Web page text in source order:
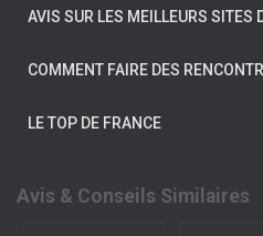
AVIS SUR LES MEILLEURS SITES
COMMENT FAIRE DES
LE TOP DE FRANCE
Avis & Conseils Similaires